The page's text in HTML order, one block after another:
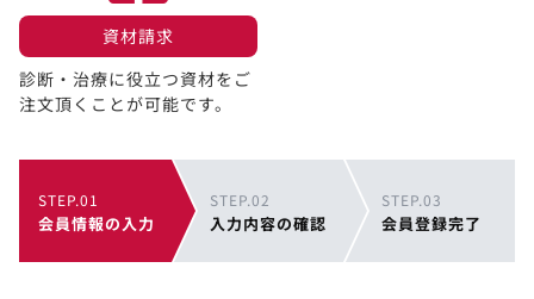
資材請求​
診断・治療に役立つ資材をご
注文頂くことが可能です。
STEP.01
会員情報の入力
STEP.02
入力内容の確認
STEP.03
会員登録完了